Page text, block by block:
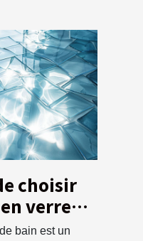
choisir
verre
bain
bain est un